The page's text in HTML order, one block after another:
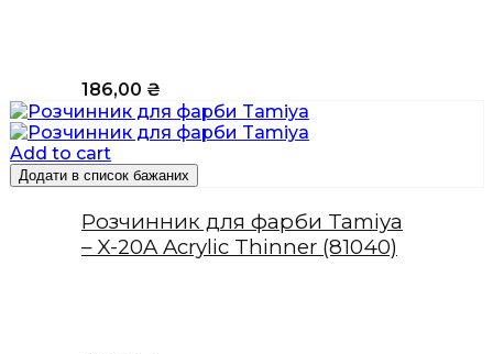
186,00 ₴
Add to cart
Додати в список бажаних
Розчинник для фарби Tamiya
– X-20A Acrylic Thinner (81040)